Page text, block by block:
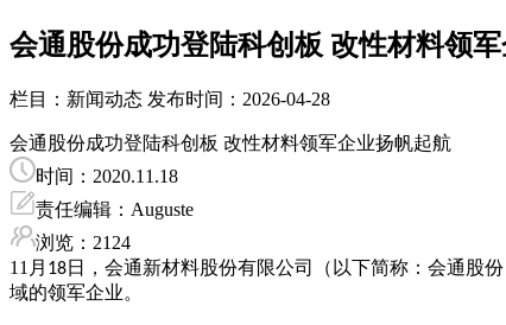
会通股份成功登陆科创板 改性材料领
栏目：新闻动态 发布时间：2026-04-28
会通股份成功登陆科创板 改性材料领军企业扬帆起航
时间：2020.11.18
责任编辑：Auguste
浏览：2124
11 月 18日，会通新材料股份有限公司（以下简称：会通股
域的领军企业。